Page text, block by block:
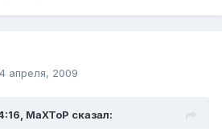
апреля, 2009
MaXToP сказал: